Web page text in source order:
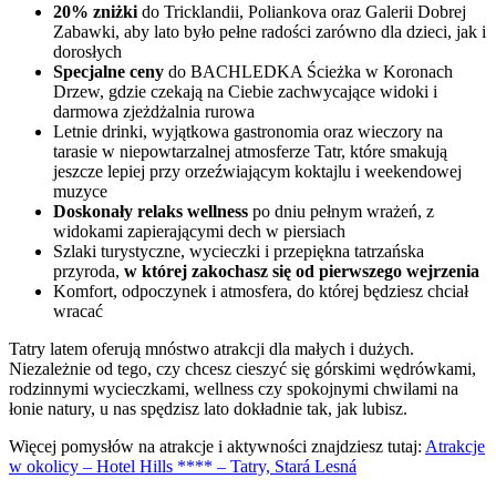
20% zniżki do Tricklandii, Poliankova oraz Galerii Dobrej
Zabawki, aby lato było pełne radości zarówno dla dzieci, jak i
dorosłych
Specjalne ceny do BACHLEDKA Ścieżka w Koronach
Drzew, gdzie czekają na Ciebie zachwycające widoki i
darmowa zjeżdżalnia rurowa
Letnie drinki, wyjątkowa gastronomia oraz wieczory na
tarasie w niepowtarzalnej atmosferze Tatr, które smakują
jeszcze lepiej przy orzeźwiającym koktajlu i weekendowej
muzyce
Doskonały relaks wellness po dniu pełnym wrażeń, z
widokami zapierającymi dech w piersiach
Szlaki turystyczne, wycieczki i przepiękna tatrzańska
przyroda, w której zakochasz się od pierwszego wejrzenia
Komfort, odpoczynek i atmosfera, do której będziesz chciał
wracać
Tatry latem oferują mnóstwo atrakcji dla małych i dużych.
Niezależnie od tego, czy chcesz cieszyć się górskimi wędrówkami,
rodzinnymi wycieczkami, wellness czy spokojnymi chwilami na
łonie natury, u nas spędzisz lato dokładnie tak, jak lubisz.
Więcej pomysłów na atrakcje i aktywności znajdziesz tutaj: Atrakcje
w okolicy – Hotel Hills **** – Tatry, Stará Lesná